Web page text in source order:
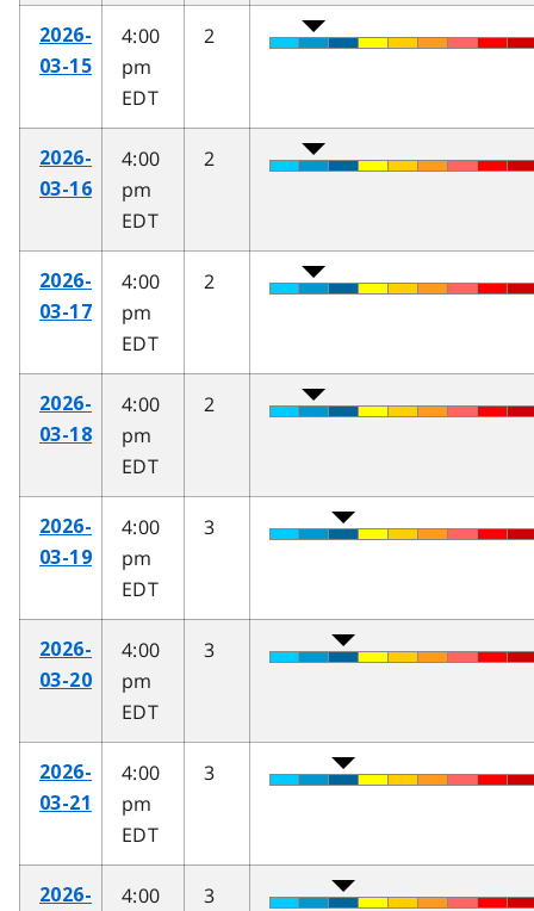
2026-
03-15
4:00
pm
EDT
2
2026-
03-16
4:00
pm
EDT
2
2026-
03-17
4:00
pm
EDT
2
2026-
03-18
4:00
pm
EDT
2
2026-
03-19
4:00
pm
EDT
3
2026-
03-20
4:00
pm
EDT
3
2026-
03-21
4:00
pm
EDT
3
2026-
4:00
3